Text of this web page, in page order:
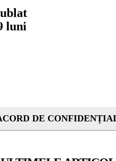
luni
DE